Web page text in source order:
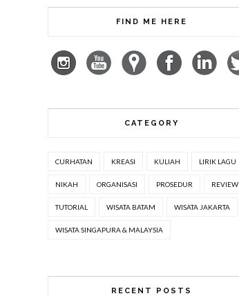
FIND ME HERE
CATEGORY
CURHATAN KREASI KULIAH LIRIK LAGU
NIKAH ORGANISASI PROSEDUR REVIEW
TUTORIAL WISATA BATAM WISATA JAKARTA
WISATA SINGAPURA & MALAYSIA
RECENT POSTS